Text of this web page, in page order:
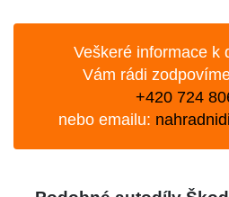
Veškeré informace k
Vám rádi
+420 724
nebo emailu: